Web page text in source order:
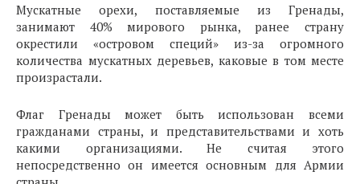
Мускатные орехи, поставляемые из Гренады,
занимают 40% мирового рынка, ранее страну
окрестили «островом специй» из-за огромного
количества мускатных деревьев, каковые в том месте
произрастали.
Флаг Гренады может быть использован всеми
гражданами страны, и представительствами и хоть
какими организациями. Не считая этого
непосредственно он имеется основным для Армии